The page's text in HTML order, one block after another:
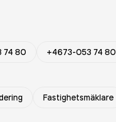
74 80 +4673-053 74 80
Fastighetsmäklare